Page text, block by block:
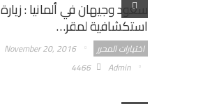
سعود وجيهان في ألمانيا : زيارة
استكشافية لمقر…
اختيارات المحرر
November 20, 2016
Admin
4466